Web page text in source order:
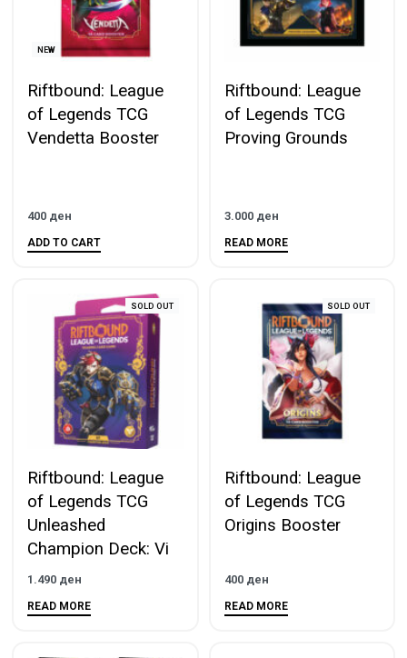
NEW
Riftbound: League
of Legends TCG
Vendetta Booster
400 ден
ADD TO CART
Riftbound: League
of Legends TCG
Proving Grounds
3.000 ден
READ MORE
SOLD OUT
Riftbound: League
of Legends TCG
Unleashed
Champion Deck: Vi
1.490 ден
READ MORE
SOLD OUT
Riftbound: League
of Legends TCG
Origins Booster
400 ден
READ MORE